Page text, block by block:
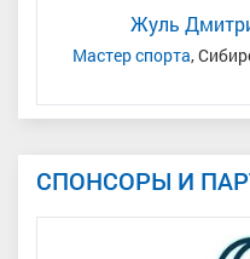
Жуль
Мастер спорта,
СПОНСОРЫ И